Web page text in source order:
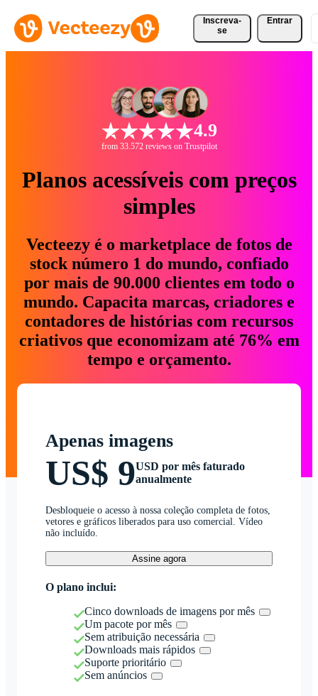
Inscreva-
se
Entrar
4.9
from 33.572 reviews on Trustpilot
Planos acessíveis com preços
simples
Vecteezy é o marketplace de fotos de
stock número 1 do mundo, confiado
por mais de 90.000 clientes em todo o
mundo. Capacita marcas, criadores e
contadores de histórias com recursos
criativos que economizam até 76% em
tempo e orçamento.
Apenas imagens
US$ 9USD por mês faturado
anualmente
Desbloqueie o acesso à nossa coleção completa de fotos,
vetores e gráficos liberados para uso comercial. Vídeo
não incluído.
Assine agora
O plano inclui:
Cinco downloads de imagens por mês
Um pacote por mês
Sem atribuição necessária
Downloads mais rápidos
Suporte prioritário
Sem anúncios